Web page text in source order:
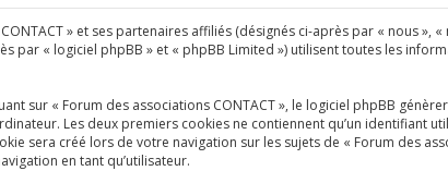
» et ses partenaires affiliés (désignés ci-après par « nous », «
par « logiciel phpBB » et « phpBB Limited ») utilisent toutes les
sur « Forum des associations CONTACT », le logiciel phpBB
Les deux premiers cookies ne contiennent qu’un identifiant
sera créé lors de votre navigation sur les sujets de « Forum des
en tant qu’utilisateur.